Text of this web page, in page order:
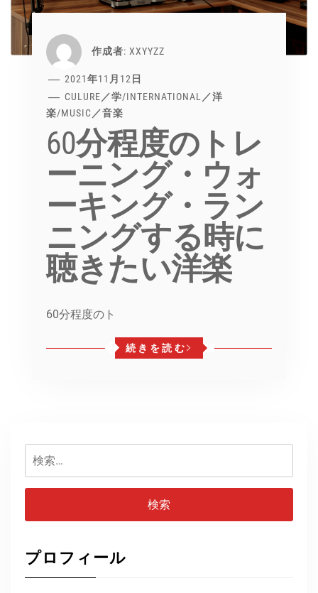
作成者: XXYYZZ
2021年11月12日
CULURE／学/INTERNATIONAL／洋
楽/MUSIC／音楽
60分程度のトレ
ーニング・ウォ
ーキング・ラン
ニングする時に
聴きたい洋楽
60分程度のト
続きを読む
索:
プロフィール